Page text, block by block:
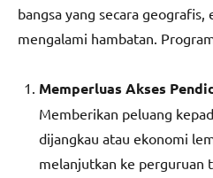
bangsa yang secara
mengalami hambatan.
Memperluas Akses
Memberikan peluang
dijangkau atau ekonomi
melanjutkan ke perguruan